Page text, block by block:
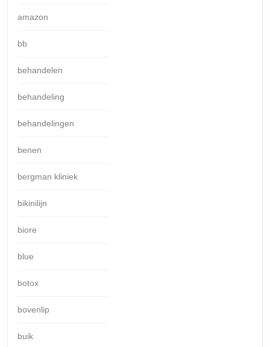
amazon
bb
behandelen
behandeling
behandelingen
benen
bergman kliniek
bikinilijn
biore
blue
botox
bovenlip
buik